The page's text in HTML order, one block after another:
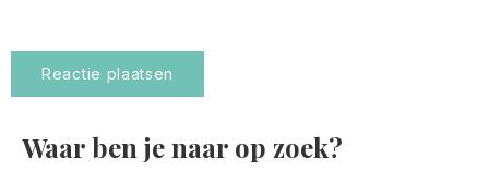
Waar ben je naar op zoek?